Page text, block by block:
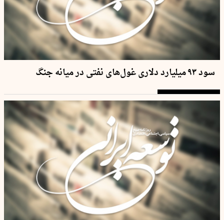
سود ۹۳ میلیارد دلاری غول‌های نفتی در میانه جنگ